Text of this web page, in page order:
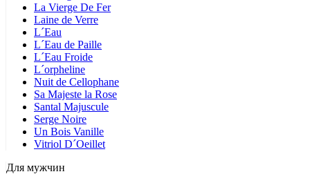
La Vierge De Fer
Laine de Verre
L´Eau
L´Eau de Paille
L´Eau Froide
L´orpheline
Nuit de Cellophane
Sa Majeste la Rose
Santal Majuscule
Serge Noire
Un Bois Vanille
Vitriol D´Oeillet
Для мужчин